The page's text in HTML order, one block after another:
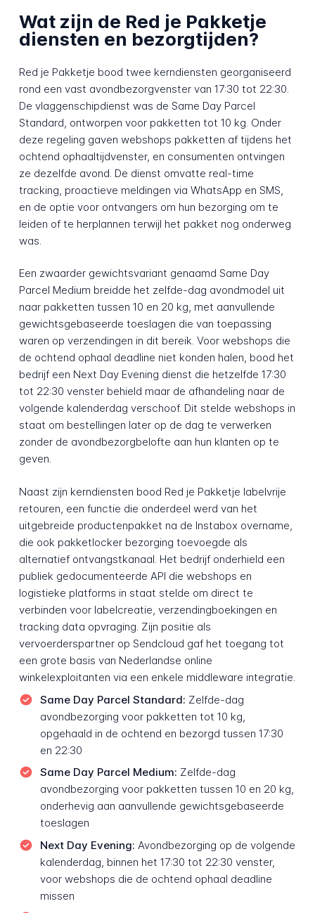
Wat zijn de Red je Pakketje
diensten en bezorgtijden?
Red je Pakketje bood twee kerndiensten georganiseerd
rond een vast avondbezorgvenster van 17:30 tot 22:30.
De vlaggenschipdienst was de Same Day Parcel
Standard, ontworpen voor pakketten tot 10 kg. Onder
deze regeling gaven webshops pakketten af tijdens het
ochtend ophaaltijdvenster, en consumenten ontvingen
ze dezelfde avond. De dienst omvatte real-time
tracking, proactieve meldingen via WhatsApp en SMS,
en de optie voor ontvangers om hun bezorging om te
leiden of te herplannen terwijl het pakket nog onderweg
was.
Een zwaarder gewichtsvariant genaamd Same Day
Parcel Medium breidde het zelfde-dag avondmodel uit
naar pakketten tussen 10 en 20 kg, met aanvullende
gewichtsgebaseerde toeslagen die van toepassing
waren op verzendingen in dit bereik. Voor webshops die
de ochtend ophaal deadline niet konden halen, bood het
bedrijf een Next Day Evening dienst die hetzelfde 17:30
tot 22:30 venster behield maar de afhandeling naar de
volgende kalenderdag verschoof. Dit stelde webshops in
staat om bestellingen later op de dag te verwerken
zonder de avondbezorgbelofte aan hun klanten op te
geven.
Naast zijn kerndiensten bood Red je Pakketje labelvrije
retouren, een functie die onderdeel werd van het
uitgebreide productenpakket na de Instabox overname,
die ook pakketlocker bezorging toevoegde als
alternatief ontvangstkanaal. Het bedrijf onderhield een
publiek gedocumenteerde API die webshops en
logistieke platforms in staat stelde om direct te
verbinden voor labelcreatie, verzendingboekingen en
tracking data opvraging. Zijn positie als
vervoerderspartner op Sendcloud gaf het toegang tot
een grote basis van Nederlandse online
winkelexploitanten via een enkele middleware integratie.
Same Day Parcel Standard: Zelfde-dag
avondbezorging voor pakketten tot 10 kg,
opgehaald in de ochtend en bezorgd tussen 17:30
en 22:30
Same Day Parcel Medium: Zelfde-dag
avondbezorging voor pakketten tussen 10 en 20 kg,
onderhevig aan aanvullende gewichtsgebaseerde
toeslagen
Next Day Evening: Avondbezorging op de volgende
kalenderdag, binnen het 17:30 tot 22:30 venster,
voor webshops die de ochtend ophaal deadline
missen